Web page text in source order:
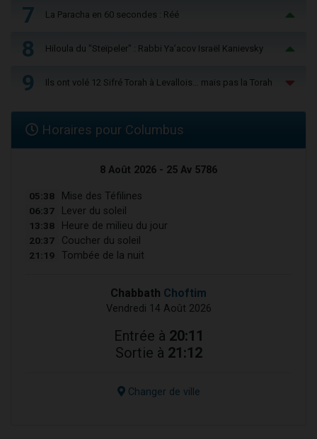
7 La Paracha en 60 secondes : Réé
8 Hiloula du "Steïpeler" : Rabbi Ya’acov Israël Kanievsky
9 Ils ont volé 12 Sifré Torah à Levallois… mais pas la Torah
Horaires pour Columbus
8 Août 2026 - 25 Av 5786
05:38 Mise des Téfilines
06:37 Lever du soleil
13:38 Heure de milieu du jour
20:37 Coucher du soleil
21:19 Tombée de la nuit
Chabbath Choftim
Vendredi 14 Août 2026
Entrée à 20:11
Sortie à 21:12
Changer de ville